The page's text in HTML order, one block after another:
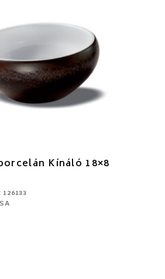
Kínáló 18×8